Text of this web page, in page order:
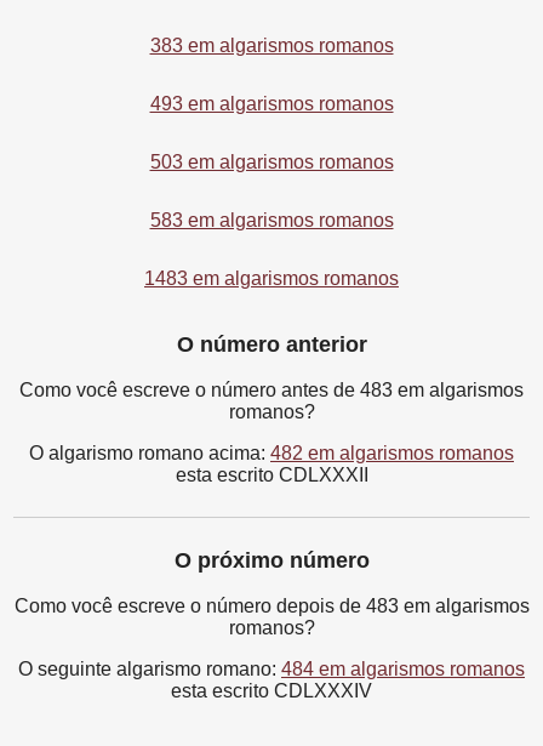
383 em algarismos romanos
493 em algarismos romanos
503 em algarismos romanos
583 em algarismos romanos
1483 em algarismos romanos
O número anterior
Como você escreve o número antes de 483 em algarismos
romanos?
O algarismo romano acima: 482 em algarismos romanos
esta escrito CDLXXXII
O próximo número
Como você escreve o número depois de 483 em algarismos
romanos?
O seguinte algarismo romano: 484 em algarismos romanos
esta escrito CDLXXXIV